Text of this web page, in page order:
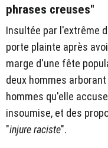
phrases creuses"
Insultée par l'extrême
porte plainte après
marge d'une fête
deux hommes
hommes qu'elle
insoumise, et des
"injure raciste".